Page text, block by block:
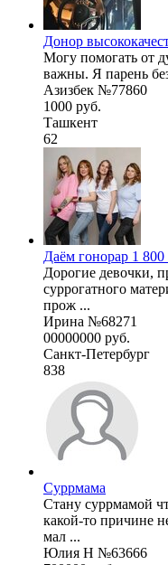
Донор
Могу помогать от
важны. Я парень
Азизбек №77860
1000 руб.
Ташкент
62
Даём гонорар 1 800
Дорогие девочки,
суррогатного
прож ...
Ирина №68271
00000000 руб.
Санкт-Петербург
838
Суррмама
Стану суррмамой
какой-то причине
мал ...
Юлия Н №63666